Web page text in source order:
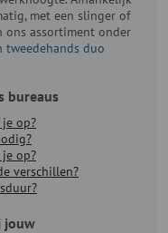
met een slinger of
ons assortiment onder
tweedehands duo
bureaus
op?
op?
verschillen?
jouw